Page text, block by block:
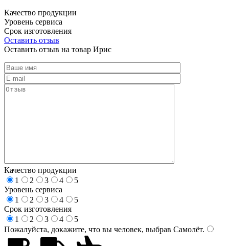
Качество продукции
Уровень сервиса
Срок изготовления
Оставить отзыв
Оставить отзыв на товар Ирис
Качество продукции
1
2 3 4
5
Уровень сервиса
1
2 3 4
5
Срок изготовления
1
2 3 4
5
Пожалуйста, докажите, что вы человек, выбрав Самолёт.